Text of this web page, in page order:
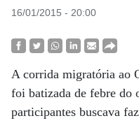
16/01/2015 - 20:00
A corrida migratória ao
foi batizada de febre do
participantes buscava